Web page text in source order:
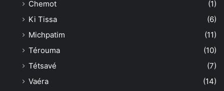
Chemot
(1)
Ki Tissa
(6)
Michpatim
(11)
Térouma
(10)
Tétsavé
(7)
Vaéra
(14)